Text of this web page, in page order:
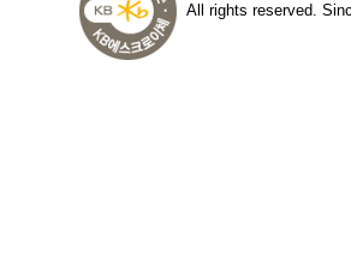
All rights reserved.